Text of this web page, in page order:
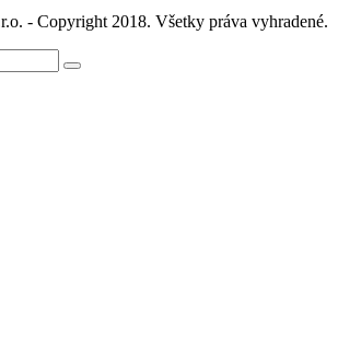
- Copyright 2018. Všetky práva vyhradené.